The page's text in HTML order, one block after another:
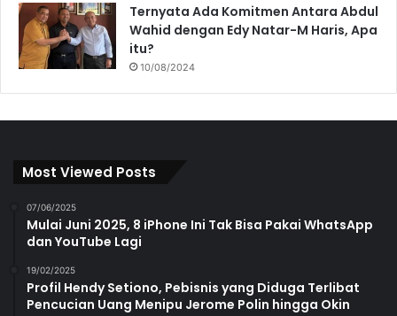
Ternyata Ada Komitmen Antara Abdul
Wahid dengan Edy Natar-M Haris, Apa
itu?
10/08/2024
Most Viewed Posts
07/06/2025
Mulai Juni 2025, 8 iPhone Ini Tak Bisa Pakai WhatsApp
dan YouTube Lagi
19/02/2025
Profil Hendy Setiono, Pebisnis yang Diduga Terlibat
Pencucian Uang Menipu Jerome Polin hingga Okin